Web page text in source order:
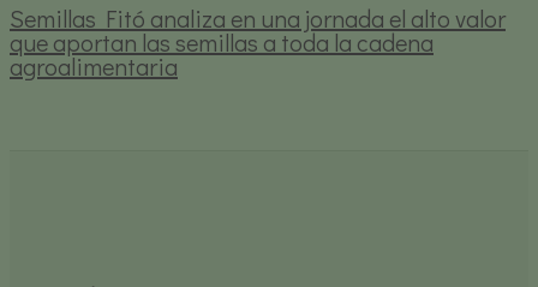
Semillas Fitó analiza en una jornada el alto valor
que aportan las semillas a toda la cadena
agroalimentaria